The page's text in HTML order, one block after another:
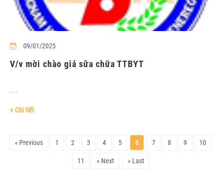
09/01/2025
V/v mời chào giá sữa chữa TTBYT
....
+ Chi tiết
« Previous 1 2 3 4 5 6 7 8 9 10
11 » Next » Last